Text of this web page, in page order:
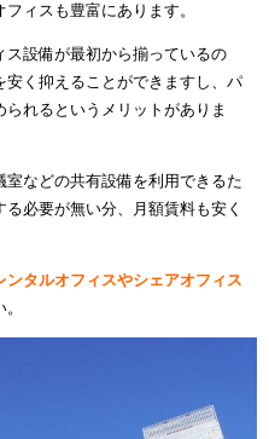
ィスも豊富にあります。
ス設備が最初から揃っているの
く抑えることができますし、パ
れるというメリットがありま
などの共有設備を利用できるた
必要が無い分、月額賃料も安く
ンタルオフィスやシェアオフィス